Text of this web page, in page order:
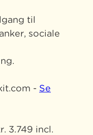
til
sociale
- Se
3.749 incl.